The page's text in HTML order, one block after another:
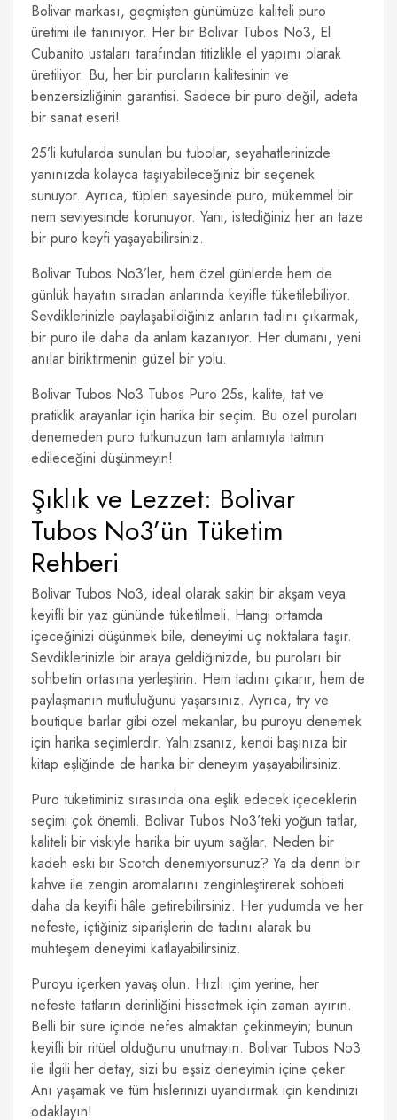
Bolivar markası, geçmişten günümüze kaliteli puro
üretimi ile tanınıyor. Her bir Bolivar Tubos No3, El
Cubanito ustaları tarafından titizlikle el yapımı olarak
üretiliyor. Bu, her bir puroların kalitesinin ve
benzersizliğinin garantisi. Sadece bir puro değil, adeta
bir sanat eseri!
25’li kutularda sunulan bu tubolar, seyahatlerinizde
yanınızda kolayca taşıyabileceğiniz bir seçenek
sunuyor. Ayrıca, tüpleri sayesinde puro, mükemmel bir
nem seviyesinde korunuyor. Yani, istediğiniz her an taze
bir puro keyfi yaşayabilirsiniz.
Bolivar Tubos No3’ler, hem özel günlerde hem de
günlük hayatın sıradan anlarında keyifle tüketilebiliyor.
Sevdiklerinizle paylaşabildiğiniz anların tadını çıkarmak,
bir puro ile daha da anlam kazanıyor. Her dumanı, yeni
anılar biriktirmenin güzel bir yolu.
Bolivar Tubos No3 Tubos Puro 25s, kalite, tat ve
pratiklik arayanlar için harika bir seçim. Bu özel puroları
denemeden puro tutkunuzun tam anlamıyla tatmin
edileceğini düşünmeyin!
Şıklık ve Lezzet: Bolivar
Tubos No3’ün Tüketim
Rehberi
Bolivar Tubos No3, ideal olarak sakin bir akşam veya
keyifli bir yaz gününde tüketilmeli. Hangi ortamda
içeceğinizi düşünmek bile, deneyimi uç noktalara taşır.
Sevdiklerinizle bir araya geldiğinizde, bu puroları bir
sohbetin ortasına yerleştirin. Hem tadını çıkarır, hem de
paylaşmanın mutluluğunu yaşarsınız. Ayrıca, try ve
boutique barlar gibi özel mekanlar, bu puroyu denemek
için harika seçimlerdir. Yalnızsanız, kendi başınıza bir
kitap eşliğinde de harika bir deneyim yaşayabilirsiniz.
Puro tüketiminiz sırasında ona eşlik edecek içeceklerin
seçimi çok önemli. Bolivar Tubos No3’teki yoğun tatlar,
kaliteli bir viskiyle harika bir uyum sağlar. Neden bir
kadeh eski bir Scotch denemiyorsunuz? Ya da derin bir
kahve ile zengin aromalarını zenginleştirerek sohbeti
daha da keyifli hâle getirebilirsiniz. Her yudumda ve her
nefeste, içtiğiniz siparişlerin de tadını alarak bu
muhteşem deneyimi katlayabilirsiniz.
Puroyu içerken yavaş olun. Hızlı içim yerine, her
nefeste tatların derinliğini hissetmek için zaman ayırın.
Belli bir süre içinde nefes almaktan çekinmeyin; bunun
keyifli bir ritüel olduğunu unutmayın. Bolivar Tubos No3
ile ilgili her detay, sizi bu eşsiz deneyimin içine çeker.
Anı yaşamak ve tüm hislerinizi uyandırmak için kendinizi
odaklayın!